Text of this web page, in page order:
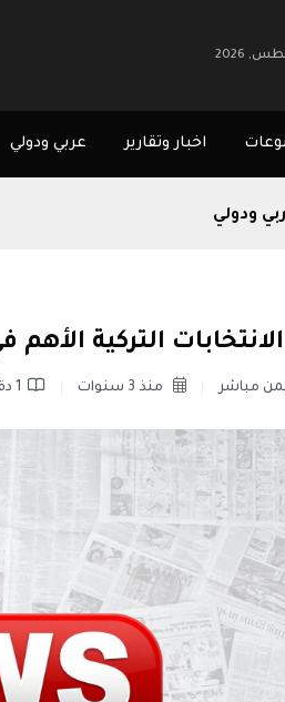
اخبار وتقارير عربي ودولي
ودولي
التركية الأهم
مباشر منذ 3 سنوات 1 دقائق قراءة